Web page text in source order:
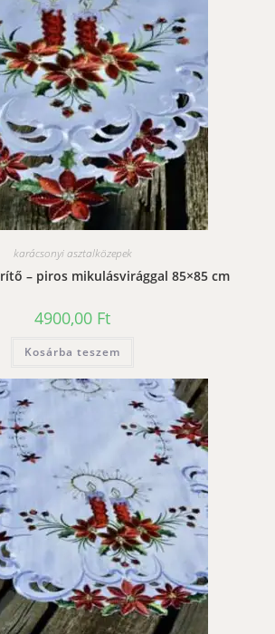
karácsonyi asztalközepek
– piros mikulásvirággal 85×85 cm
4900,00 Ft
Kosárba teszem